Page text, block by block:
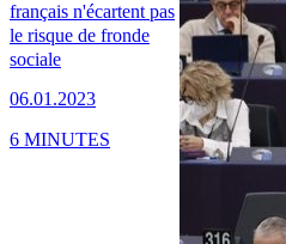
français n'écartent pas
le risque de fronde
sociale
06.01.2023
6 MINUTES